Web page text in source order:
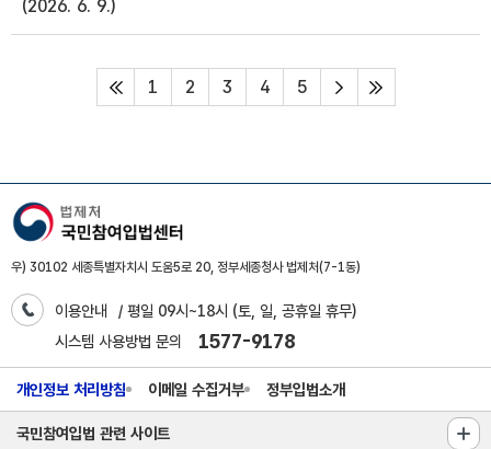
(2026. 6. 9.)
처음페이지
1 2 3 4 5 다음페이지마지막페이지
우) 30102 세종특별자치시 도움5로 20, 정부세종청사 법제처(7-1동)
이용안내
/ 평일 09시~18시 (토, 일, 공휴일 휴무)
시스템 사용방법 문의
1577-9178
개인정보 처리방침 이메일 수집거부 정부입법소개
국민참여입법 관련 사이트